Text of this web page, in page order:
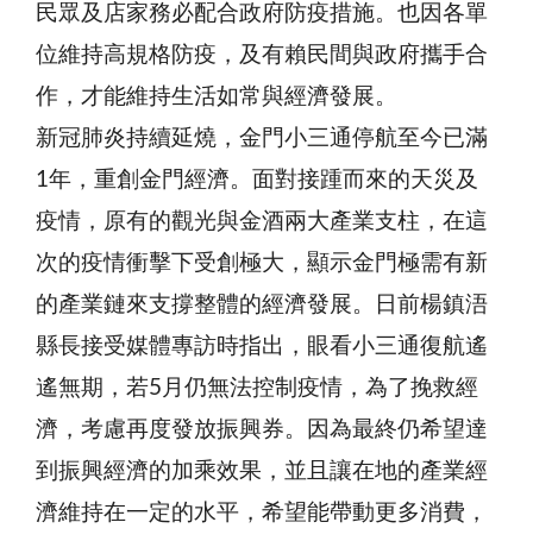
民眾及店家務必配合政府防疫措施。也因各單
位維持高規格防疫，及有賴民間與政府攜手合
作，才能維持生活如常與經濟發展。
新冠肺炎持續延燒，金門小三通停航至今已滿
1年，重創金門經濟。面對接踵而來的天災及
疫情，原有的觀光與金酒兩大產業支柱，在這
次的疫情衝擊下受創極大，顯示金門極需有新
的產業鏈來支撐整體的經濟發展。日前楊鎮浯
縣長接受媒體專訪時指出，眼看小三通復航遙
遙無期，若5月仍無法控制疫情，為了挽救經
濟，考慮再度發放振興券。因為最終仍希望達
到振興經濟的加乘效果，並且讓在地的產業經
濟維持在一定的水平，希望能帶動更多消費，